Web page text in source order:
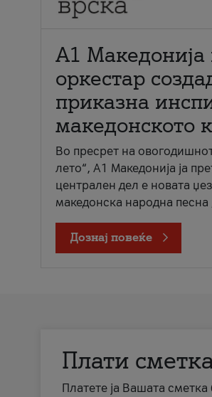
А1
оркестар
приказна
македонското
Во пресрет на
лето“, А1 Македонија ја
централен дел е новата
македонска народна песна
Дознај повеќе
Плати
Платете ја Вашата сметка